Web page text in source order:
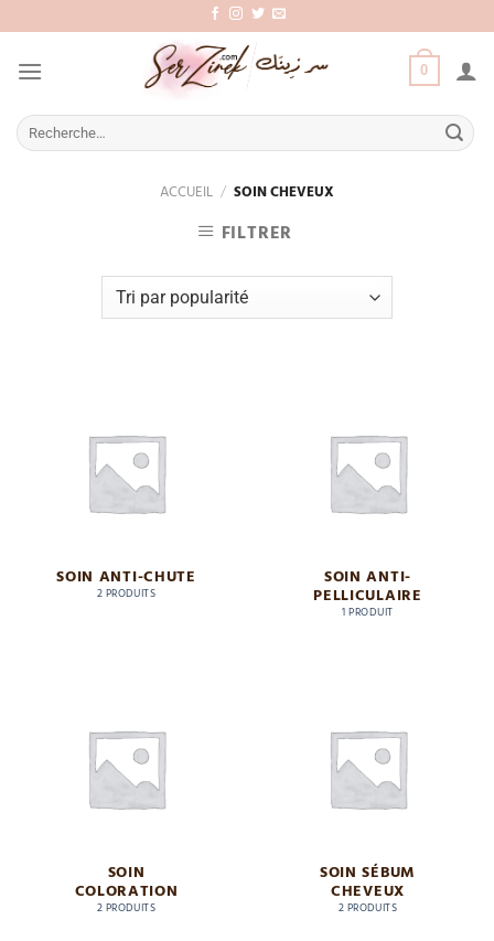
au
contenu
0
Recherche
pour :
ACCUEIL / SOIN CHEVEUX
FILTRER
SOIN ANTI-CHUTE
2 PRODUITS
SOIN ANTI-
PELLICULAIRE
1 PRODUIT
SOIN
COLORATION
2 PRODUITS
SOIN SÉBUM
CHEVEUX
2 PRODUITS